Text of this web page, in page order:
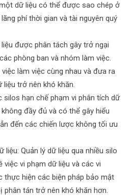
dữ liệu có thể được sao chép ở
phí thời gian và tài nguyên quý
được phân tách gây trở ngại
phòng ban và nhóm làm việc.
làm việc cùng nhau và đưa ra
trở nên khó khăn.
silos hạn chế phạm vi phân tích dữ
đầy đủ và có thể gây hiểu
đến các chiến lược không tối ưu
liệu: Quản lý dữ liệu qua nhiều silo
việc vi phạm dữ liệu và các vi
thực hiện các biện pháp bảo mật
phân tán trở nên khó khăn hơn.